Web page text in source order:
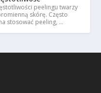
peelingu twarzy
skórę. Często
stosować peeling, …